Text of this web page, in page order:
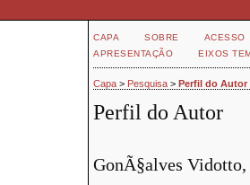
CAPA SOBRE ACESSO
APRESENTAÇÃO
EIXOS
Capa > Pesquisa > Perfil do Autor
Perfil do Autor
GonÃ§alves